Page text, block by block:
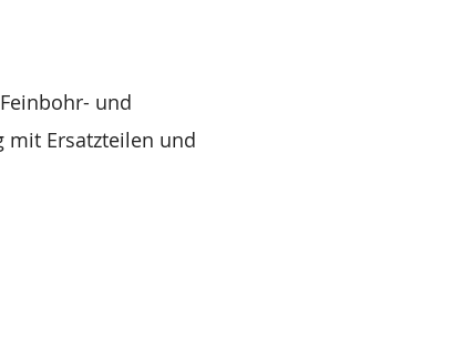
und
mit Ersatzteilen und